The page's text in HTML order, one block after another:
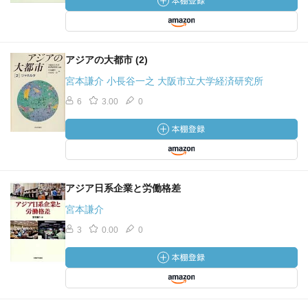
アジアの大都市 (2)
宮本謙介 小長谷一之 大阪市立大学経済研究所
6 3.00 0
アジア日系企業と労働格差
宮本謙介
3 0.00 0